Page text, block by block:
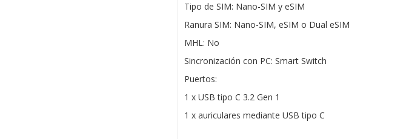
Tipo de SIM: Nano-SIM y eSIM
Ranura SIM: Nano-SIM, eSIM o Dual eSIM
MHL: No
Sincronización con PC: Smart Switch
Puertos:
1 x USB tipo C 3.2 Gen 1
1 x auriculares mediante USB tipo C